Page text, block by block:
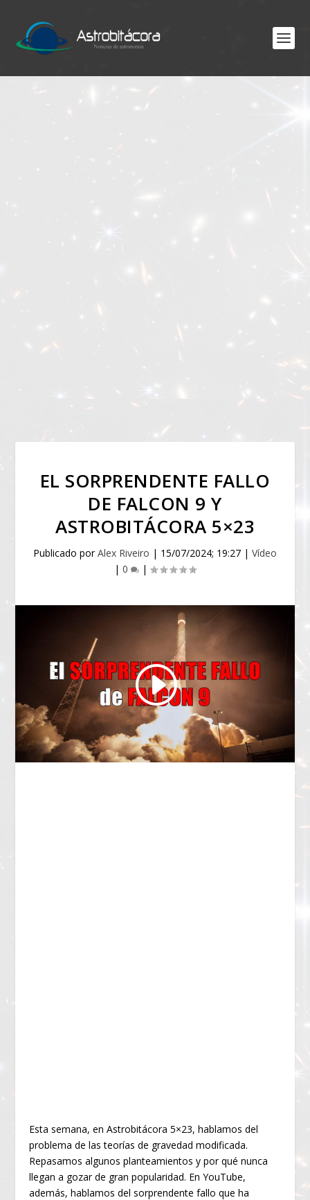
EL SORPRENDENTE FALLO
DE FALCON 9 Y
ASTROBITÁCORA 5×23
Publicado porAlex Riveiro | 15/07/2024; 19:27 | Vídeo
| 0 |
Esta semana, en Astrobitácora 5×23, hablamos del
problema de las teorías de gravedad modificada.
Repasamos algunos planteamientos y por qué nunca
llegan a gozar de gran popularidad. En YouTube,
además, hablamos del sorprendente fallo que ha